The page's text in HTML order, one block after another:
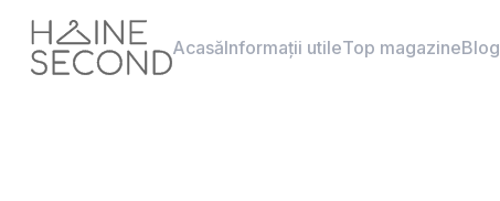
AcasăInformații utileTop magazineBlog